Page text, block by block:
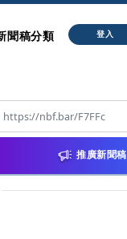
聞稿分類 登入
推廣新聞稿